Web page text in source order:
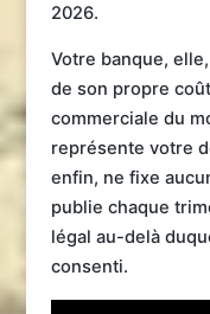
2026.
Votre banque,
de son propre
commerciale du
représente votre
enfin, ne fixe
publie chaque
légal au-delà
consenti.